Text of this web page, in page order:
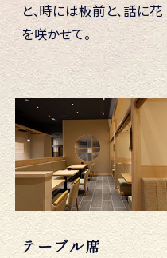
と、時には板前と、話に花
を咲かせて。
テーブル席